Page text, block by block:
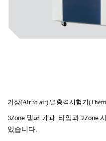
기상(Air to air) 열충격시험기
3Zone 댐퍼 개패 타입과 2Zone
있습니다.